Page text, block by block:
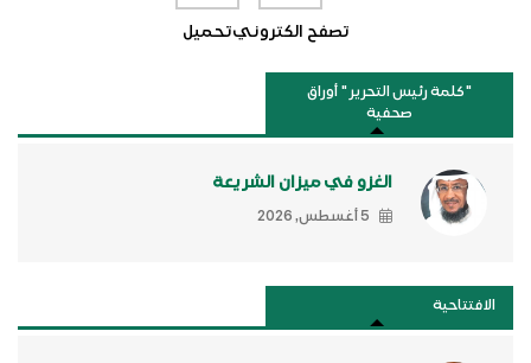
تصفح الكترونيتحميل
"كلمة رئيس التحرير " أوراق
صحفية
الغزو في ميزان الشريعة
5 أغسطس, 2026
الافتتاحية